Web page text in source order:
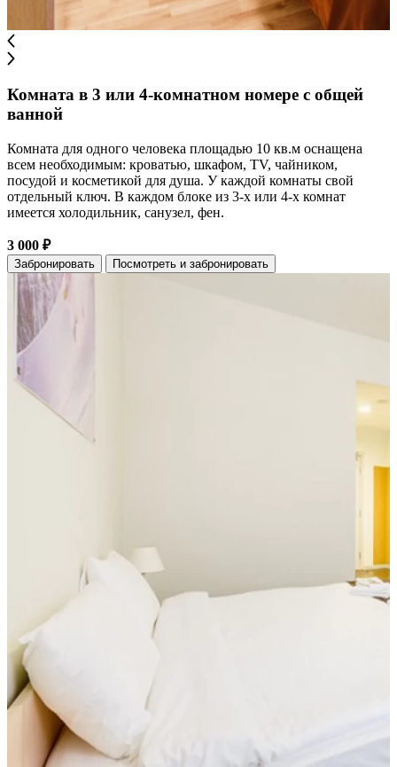
Комната в 3 или 4-комнатном номере с общей
ванной
Комната для одного человека площадью 10 кв.м оснащена
всем необходимым: кроватью, шкафом, TV, чайником,
посудой и косметикой для душа. У каждой комнаты свой
отдельный ключ. В каждом блоке из 3-х или 4-х комнат
имеется холодильник, санузел, фен.
3 000 ₽
Забронировать Посмотреть и забронировать